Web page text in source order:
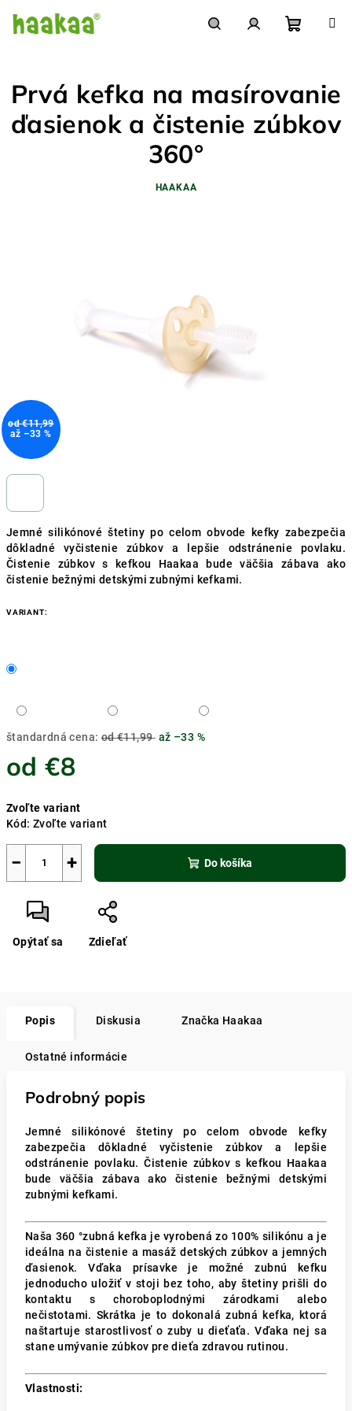
obsah
košík
Jemné silikónové štetiny po celom obvode kefky zabezpečia
dôkladné vyčistenie zúbkov a lepšie odstránenie povlaku.
Čistenie zúbkov s kefkou Haakaa bude väčšia zábava ako
čistenie bežnými detskými zubnými kefkami.
VARIANT:
štandardná cena: od €11,99 až –33 %
od€8
cena:
Zvoľte variant
Kód: Zvoľte variant
+
− Do košíka
Opýtať sa Zdieľať
Prvá kefka na masírovanie
ďasienok a čistenie zúbkov
360°
HAAKAA
od €11,99
až –33 %
Popis Diskusia Značka Haakaa
Ostatné informácie
Podrobný popis
Jemné silikónové štetiny po celom obvode kefky
zabezpečia dôkladné vyčistenie zúbkov a lepšie
odstránenie povlaku. Čistenie zúbkov s kefkou Haakaa
bude väčšia zábava ako čistenie bežnými detskými
zubnými kefkami.
Naša 360 °zubná kefka je vyrobená zo 100% silikónu a je
ideálna na čistenie a masáž detských zúbkov a jemných
ďasienok. Vďaka prísavke je možné zubnú kefku
jednoducho uložiť v stoji bez toho, aby štetiny prišli do
kontaktu s choroboplodnými zárodkami alebo
nečistotami. Skrátka je to dokonalá zubná kefka, ktorá
naštartuje starostlivosť o zuby u dieťaťa. Vďaka nej sa
stane umývanie zúbkov pre dieťa zdravou rutinou.
Vlastnosti: